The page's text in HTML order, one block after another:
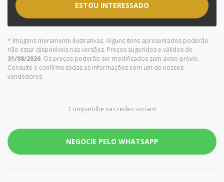
ESTOU INTERESSADO
* Imagens meramente ilustrativas. Alguns itens apresentados poderão
não estar disponíveis nas versões. Preços sugeridos e válidos de
31/08/2026. Os preços poderão ser modificados sem aviso prévio.
Consulte e confirme todas as informações com um de nossos
vendedores.
Compartilhe nas redes sociais!
NEGOCIE PELO WHATSAPP